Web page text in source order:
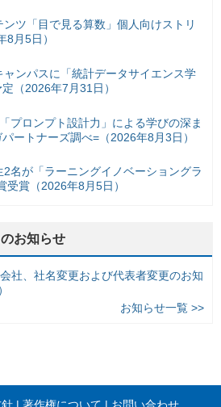
ツ「目で見る算数」個人向けストリ
8月5日）
ンパスに「統計データサイエンス学
（2026年7月31日）
プロンプト設計力」による学びの深ま
ートナーズ調べ=（2026年8月3日）
名が「ラーニングイノベーショングラ
受賞（2026年8月5日）
お知らせ
社、社名変更および代表者変更のお知
お知らせ一覧 >>
著作権について お問い合わせ